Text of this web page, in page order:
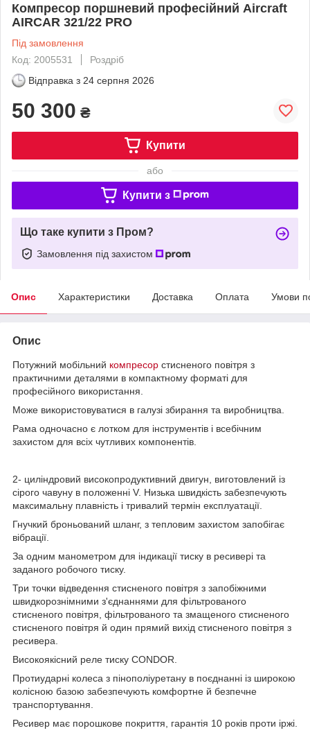
Компресор поршневий професійний Aircraft
AIRCAR 321/22 PRO
Під замовлення
Код: 2005531
Роздріб
Відправка з 24 серпня 2026
50 300 ₴
Купити
або
Купити з
Що таке купити з Пром?
Замовлення під захистом
Опис Характеристики Доставка Оплата Умови
Опис
Потужний мобільний компресор стисненого повітря з
практичними деталями в компактному форматі для
професійного використання.
Може використовуватися в галузі збирання та виробництва.
Рама одночасно є лотком для інструментів і всебічним
захистом для всіх чутливих компонентів.
2- циліндровий високопродуктивний двигун, виготовлений із
сірого чавуну в положенні V. Низька швидкість забезпечують
максимальну плавність і тривалий термін експлуатації.
Гнучкий броньований шланг, з тепловим захистом запобігає
вібрації.
За одним манометром для індикації тиску в ресивері та
заданого робочого тиску.
Три точки відведення стисненого повітря з запобіжними
швидкорознімними з'єднаннями для фільтрованого
стисненого повітря, фільтрованого та змащеного стисненого
стисненого повітря й один прямий вихід стисненого повітря з
ресивера.
Високоякісний реле тиску CONDOR.
Протиударні колеса з пінополіуретану в поєднанні із широкою
колісною базою забезпечують комфортне й безпечне
транспортування.
Ресивер має порошкове покриття, гарантія 10 років проти іржі.